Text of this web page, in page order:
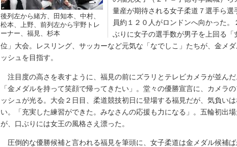
後列左から緒方、田知本、中村、
松本、上野、前列左から宇野トレ
ーナー、福見、杉本
量産が期待される女子柔道７選手ら選
員約１２０人がロンドンへ向かった。
ぶりに女子の選手数が男子を上回る「
位」大会。レスリング、サッカーなど元気な「なでしこ」たちが、金メダ
ッシュを目指す。
注目度の高さを表すように、福見の前にズラリとテレビカメラが並んだ
「金メダルを持って笑顔で帰ってきたい」。堂々の優勝宣言に、カメラの
ッシュが光る。大会２日目、柔道競技初日に登場する福見だが、気負いは
い。「充実した練習ができた。みなさんの応援も力になる」。五輪初出
が、口ぶりには女王の風格さえ漂った。
圧倒的な優勝候補と言われる福見を筆頭に、女子柔道は金メダル候補